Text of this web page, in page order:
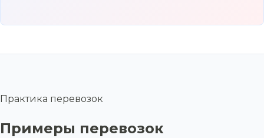
Практика перевозок
Примеры перевозок